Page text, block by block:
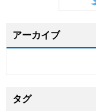
アーカイブ
タグ